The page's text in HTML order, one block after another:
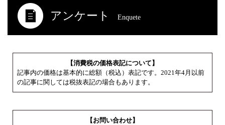
アンケート Enquete
【消費税の価格表記について】
記事内の価格は基本的に総額（税込）表記です。2021年4月以前
の記事に関しては税抜表記の場合もあります。
【お問い合わせ】